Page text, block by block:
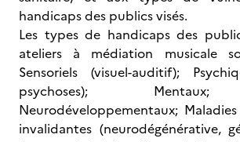
handicaps des publics visés.
Les types de handicaps des
ateliers à médiation musicale
Sensoriels (visuel-auditif);
psychoses); Mentaux;
Neurodéveloppementaux;
invalidantes (neurodégénérative,